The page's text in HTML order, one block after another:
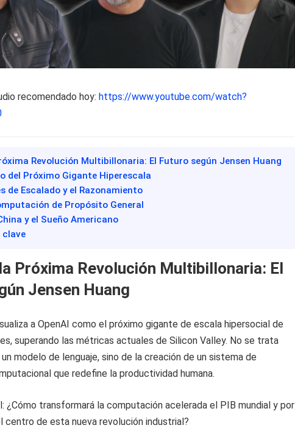
recomendado hoy: https://www.youtube.com/watch?
Revolución Multibillonaria: El Futuro según Jensen Huang
del Próximo Gigante Hiperescala
de Escalado y el Razonamiento
de Propósito General
y el Sueño Americano
clave
Próxima Revolución Multibillonaria: El
Jensen Huang
a OpenAI como el próximo gigante de escala hipersocial de
superando las métricas actuales de Silicon Valley. No se trata
modelo de lenguaje, sino de la creación de un sistema de
que redefine la productividad humana.
¿Cómo transformará la computación acelerada el PIB mundial y por
centro de esta nueva revolución industrial?